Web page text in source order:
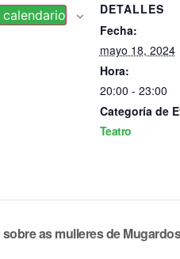
DETALLES
Fecha:
mayo 18, 2024
Hora:
20:00 - 23:00
Categoría de
Teatro
as mulleres de Mugardos